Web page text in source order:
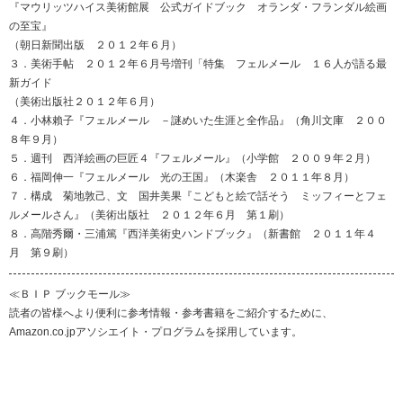
『マウリッツハイス美術館展 公式ガイドブック オランダ・フランダル絵画
の至宝』
（朝日新聞出版 ２０１２年６月）
３．美術手帖 ２０１２年６月号増刊「特集 フェルメール １６人が語る最
新ガイド
（美術出版社２０１２年６月）
４．小林賴子『フェルメール －謎めいた生涯と全作品』（角川文庫 ２００
８年９月）
５．週刊 西洋絵画の巨匠４『フェルメール』（小学館 ２００９年２月）
６．福岡伸一『フェルメール 光の王国』（木楽舎 ２０１１年８月）
７．構成 菊地敦己、文 国井美果『こどもと絵で話そう ミッフィーとフェ
ルメールさん』（美術出版社 ２０１２年６月 第１刷）
８．高階秀爾・三浦篤『西洋美術史ハンドブック』（新書館 ２０１１年４
月 第９刷）
≪ＢＩＰ ブックモール≫
読者の皆様へより便利に参考情報・参考書籍をご紹介するために、
Amazon.co.jpアソシエイト・プログラムを採用しています。